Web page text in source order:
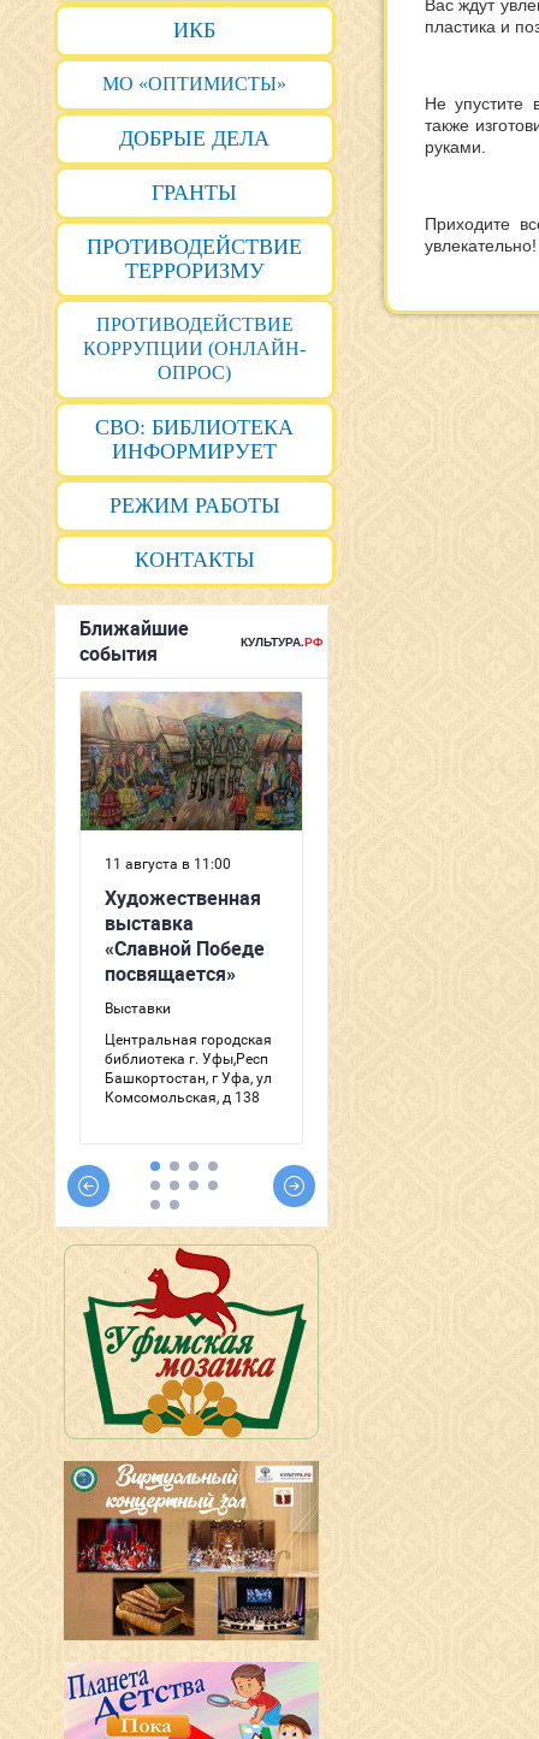
ИКБ
МО «ОПТИМИСТЫ»
ДОБРЫЕ ДЕЛА
ГРАНТЫ
ПРОТИВОДЕЙСТВИЕ
ТЕРРОРИЗМУ
ПРОТИВОДЕЙСТВИЕ
КОРРУПЦИИ (ОНЛАЙН-
ОПРОС)
СВО: БИБЛИОТЕКА
ИНФОРМИРУЕТ
РЕЖИМ РАБОТЫ
КОНТАКТЫ
Вас ждут
пластика и
Не упустите
также
руками.
Приходите
увлекательно!